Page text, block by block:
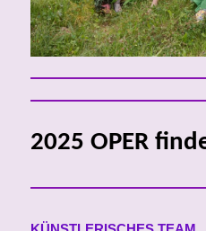
2025 OPER